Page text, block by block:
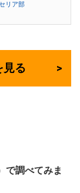
リア部
見る
で調べてみま